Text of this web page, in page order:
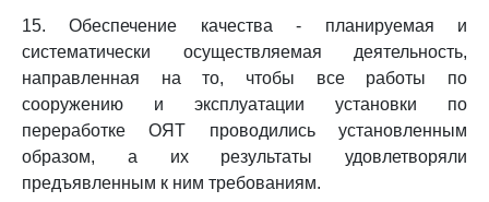
15. Обеспечение качества - планируемая и
систематически осуществляемая деятельность,
направленная на то, чтобы все работы по
сооружению и эксплуатации установки по
переработке ОЯТ проводились установленным
образом, а их результаты удовлетворяли
предъявленным к ним требованиям.